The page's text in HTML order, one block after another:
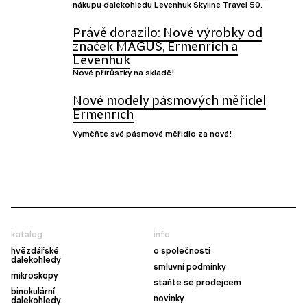
nákupu dalekohledu Levenhuk Skyline Travel 50.
Právě dorazilo: Nové výrobky od
značek MAGUS, Ermenrich a
Levenhuk
Nové přírůstky na skladě!
Nové modely pásmových měřidel
Ermenrich
Vyměňte své pásmové měřidlo za nové!
katalog
hvězdářské
dalekohledy
mikroskopy
binokulární
dalekohledy
info
o společnosti
smluvní podmínky
staňte se prodejcem
novinky